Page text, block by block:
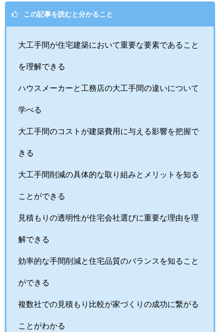
この記事を読むと分かること
大工手間が住宅建築において重要な要素であること
を理解できる
ハウスメーカーと工務店の大工手間の違いについて
学べる
大工手間のコストが建築費用に与える影響を把握で
きる
大工手間削減の具体的な取り組みとメリットを知る
ことができる
見積もりの透明性が住宅会社選びに重要な理由を理
解できる
効率的な手間削減と住宅品質のバランスを知ること
ができる
複数社での見積もり比較が家づくりの成功に繋がる
ことがわかる